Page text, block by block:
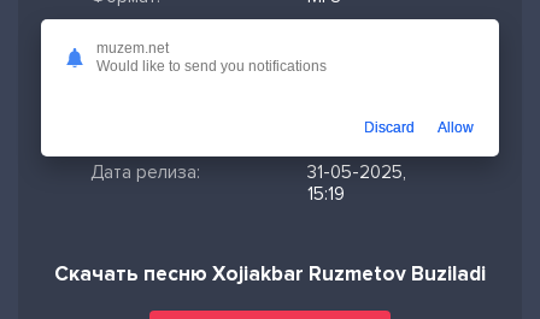
Размер файла:
6.89 МБ
Дата релиза:
31-05-2025,
15:19
Скачать песню Xojiakbar Ruzmetov Buziladi
muzem.net
Would like to send you notifications
Discard Allow